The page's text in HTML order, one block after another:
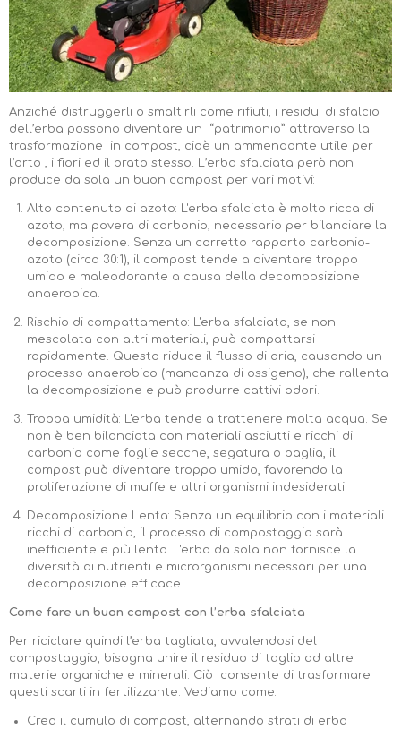
Anziché distruggerli o smaltirli come rifiuti, i residui di sfalcio
dell’erba possono diventare un “patrimonio” attraverso la
trasformazione in compost, cioè un ammendante utile per
l’orto , i fiori ed il prato stesso. L’erba sfalciata però non
produce da sola un buon compost per vari motivi:
Alto contenuto di azoto: L'erba sfalciata è molto ricca di
azoto, ma povera di carbonio, necessario per bilanciare la
decomposizione. Senza un corretto rapporto carbonio-
azoto (circa 30:1), il compost tende a diventare troppo
umido e maleodorante a causa della decomposizione
anaerobica.
Rischio di compattamento: L'erba sfalciata, se non
mescolata con altri materiali, può compattarsi
rapidamente. Questo riduce il flusso di aria, causando un
processo anaerobico (mancanza di ossigeno), che rallenta
la decomposizione e può produrre cattivi odori.
Troppa umidità: L'erba tende a trattenere molta acqua. Se
non è ben bilanciata con materiali asciutti e ricchi di
carbonio come foglie secche, segatura o paglia, il
compost può diventare troppo umido, favorendo la
proliferazione di muffe e altri organismi indesiderati.
Decomposizione Lenta: Senza un equilibrio con i materiali
ricchi di carbonio, il processo di compostaggio sarà
inefficiente e più lento. L'erba da sola non fornisce la
diversità di nutrienti e microrganismi necessari per una
decomposizione efficace.
Come fare un buon compost con l’erba sfalciata
Per riciclare quindi l’erba tagliata, avvalendosi del
compostaggio, bisogna unire il residuo di taglio ad altre
materie organiche e minerali. Ciò consente di trasformare
questi scarti in fertilizzante. Vediamo come:
Crea il cumulo di compost, alternando strati di erba